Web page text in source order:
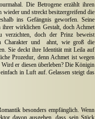
Die Betrogene erzählt ihren
wieder und streckt besitzergreifend die
ins Gefängnis geworfen. Seine
wirklichen Gestalt, doch Achmet
doch der Prinz beweist
Charakter und
ahnt, wie groß die
Sie deckt ihre Identität mit Leila auf
Prozedur, denn Achmet ist wegen
er diesen überleben? Die Königin
in Luft auf. Gelassen steigt das
besonders empfänglich. Wenn